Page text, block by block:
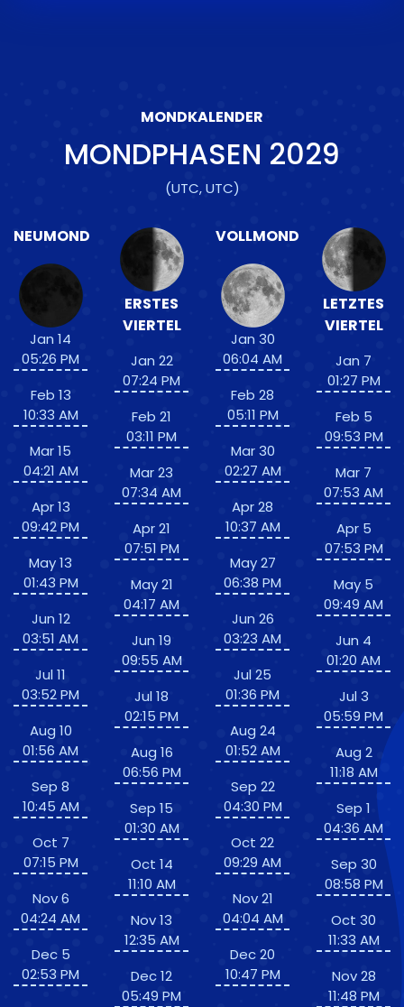
MONDKALENDER
MONDPHASEN 2029
(UTC, UTC)
NEUMOND
Jan 14
05:26 PM
Feb 13
10:33 AM
Mar 15
04:21 AM
Apr 13
09:42 PM
May 13
01:43 PM
Jun 12
03:51 AM
Jul 11
03:52 PM
Aug 10
01:56 AM
Sep 8
10:45 AM
Oct 7
07:15 PM
Nov 6
04:24 AM
Dec 5
02:53 PM
ERSTES
VIERTEL
Jan 22
07:24 PM
Feb 21
03:11 PM
Mar 23
07:34 AM
Apr 21
07:51 PM
May 21
04:17 AM
Jun 19
09:55 AM
Jul 18
02:15 PM
Aug 16
06:56 PM
Sep 15
01:30 AM
Oct 14
11:10 AM
Nov 13
12:35 AM
Dec 12
05:49 PM
VOLLMOND
Jan 30
06:04 AM
Feb 28
05:11 PM
Mar 30
02:27 AM
Apr 28
10:37 AM
May 27
06:38 PM
Jun 26
03:23 AM
Jul 25
01:36 PM
Aug 24
01:52 AM
Sep 22
04:30 PM
Oct 22
09:29 AM
Nov 21
04:04 AM
Dec 20
10:47 PM
LETZTES
VIERTEL
Jan 7
01:27 PM
Feb 5
09:53 PM
Mar 7
07:53 AM
Apr 5
07:53 PM
May 5
09:49 AM
Jun 4
01:20 AM
Jul 3
05:59 PM
Aug 2
11:18 AM
Sep 1
04:36 AM
Sep 30
08:58 PM
Oct 30
11:33 AM
Nov 28
11:48 PM